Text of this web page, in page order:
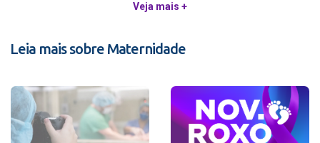
Veja mais +
Leia mais sobre Maternidade